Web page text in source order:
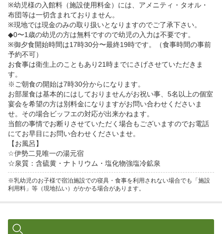
※幼児様の入館料（施設使用料金）には、アメニティ・タオル・
布団等は一切含まれておりません。
※現地では現金のみの取り扱いとなりますのでご了承下さい。
◆0〜1歳の幼児の方は無料ですので幼児の入力は不要です。
※御夕食開始時間は17時30分〜最終19時です。（食事時間の事前
予約不可）
お食事は衛生上のこともあり21時までにさげさせていただきま
す。
※ご朝食の開始は7時30分からになります。
お部屋食は基本的にはしておりませんがお祝い事、5名以上の個室
宴会を希望の方は別料金になりますがお問い合わせくださいま
せ。その場合ビッフエの対応が出来かねます。
当館の事情でお断りさせていただく場合もございますのでお電話
にてお早目にお問い合わせくださいませ。
【お風呂】
☆伊勢二見唯一の湯元宿
☆泉質：含硫黄・ナトリウム・塩化物強塩冷鉱泉
※乳幼児のお子様で宿泊施設での寝具・食事を利用されない場合でも「施設
利用料」等（現地払い）がかかる場合があります。